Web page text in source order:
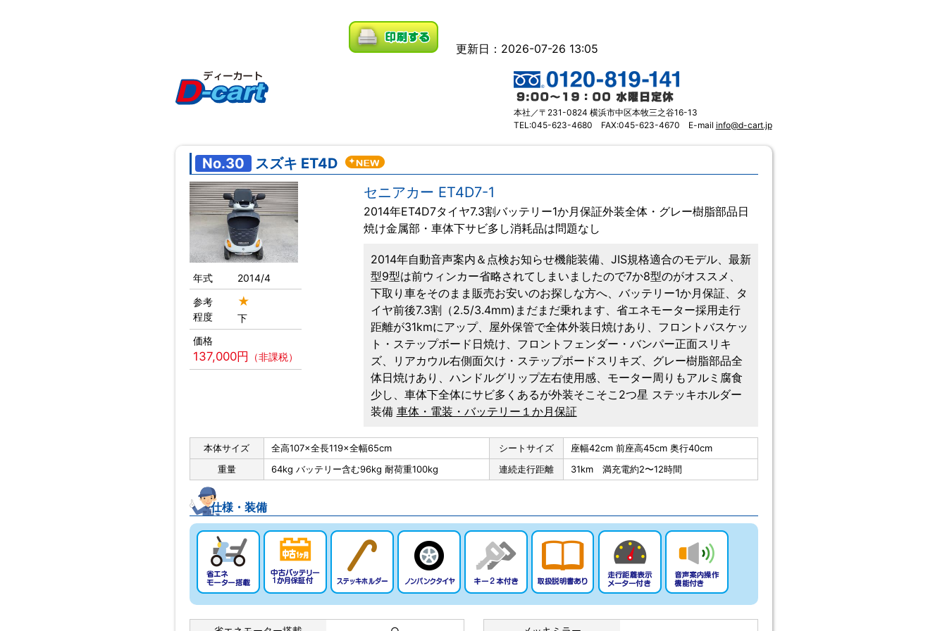
更新日：2026-07-26 13:05
本社／〒231-0824 横浜市中区本牧三之谷16-13
TEL:045-623-4680 FAX:045-623-4670 E-mail info@d-cart.jp
No.30 スズキ ET4D
年式
2014/4
参考
程度
★
下
価格
137,000円 （非課税）
セニアカー ET4D7-1
2014年ET4D7タイヤ7.3割バッテリー1か月保証外装全体・グレー樹脂部品日
焼け金属部・車体下サビ多し消耗品は問題なし
2014年自動音声案内＆点検お知らせ機能装備、JIS規格適合のモデル、最新
型9型は前ウィンカー省略されてしまいましたので7か8型のがオススメ、
下取り車をそのまま販売お安いのお探しな方へ、バッテリー1か月保証、タ
イヤ前後7.3割（2.5/3.4mm)まだまだ乗れます、省エネモーター採用走行
距離が31kmにアップ、屋外保管で全体外装日焼けあり、フロントバスケッ
ト・ステップボード日焼け、フロントフェンダー・バンパー正面スリキ
ズ、リアカウル右側面欠け・ステップボードスリキズ、グレー樹脂部品全
体日焼けあり、ハンドルグリップ左右使用感、モーター周りもアルミ腐食
少し、車体下全体にサビ多くあるが外装そこそこ2つ星 ステッキホルダー
装備 車体・電装・バッテリー１か月保証
本体サイズ 全高107×全長119×全幅65cm シートサイズ
座幅42cm 前座高45cm 奥行40cm
重量
64kg バッテリー含む96kg 耐荷重100kg 連続走行距離 31km 満充電約2〜12時間
仕様・装備